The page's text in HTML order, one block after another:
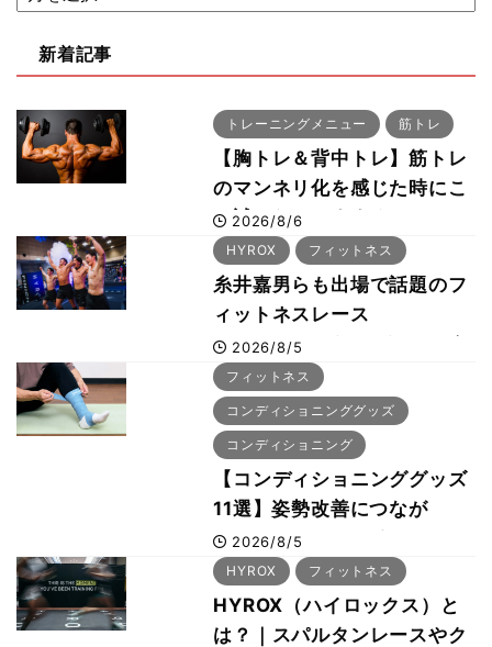
新着記事
トレーニングメニュー 筋トレ
【胸トレ＆背中トレ】筋トレ
のマンネリ化を感じた時にこ
そ試したいおすすめメニュー
「拮抗筋スーパーセット法」
2026/8/6
HYROX フィットネス
糸井嘉男らも出場で話題のフ
ィットネスレース
HYROX（ハイロックス）が
幕張メッセで8月6日から開
幕 約1万2,000人が集結
2026/8/5
フィットネス
コンディショニンググッズ
コンディショニング
【コンディショニンググッズ
11選】姿勢改善につなが
る“A-wear（エーウェ
ア）”など、ボディビル元世
界王者・鈴木雅選手が解説
2026/8/5
HYROX フィットネス
HYROX（ハイロックス）と
は？｜スパルタンレースやク